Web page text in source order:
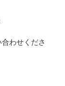
わせくださ